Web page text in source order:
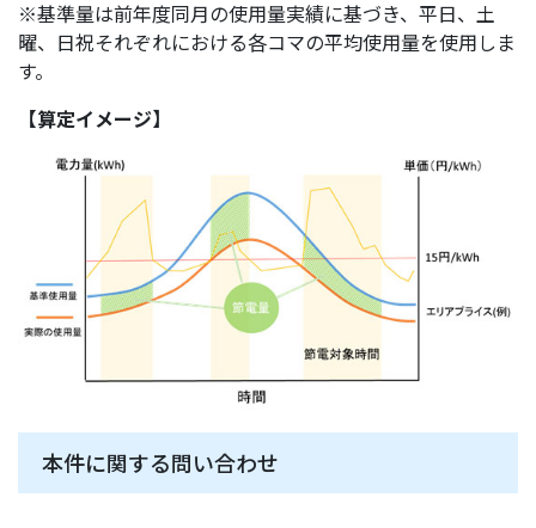
※基準量は前年度同月の使用量実績に基づき、平日、土
曜、日祝それぞれにおける各コマの平均使用量を使用しま
す。
【算定イメージ】
本件に関する問い合わせ